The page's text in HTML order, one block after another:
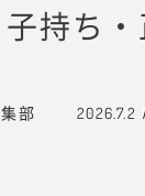
ミ
持ち
部 2026.7.2